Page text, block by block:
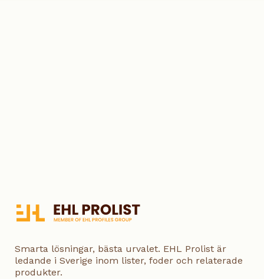
Smarta lösningar, bästa urvalet. EHL Prolist är
ledande i Sverige inom lister, foder och relaterade
produkter.